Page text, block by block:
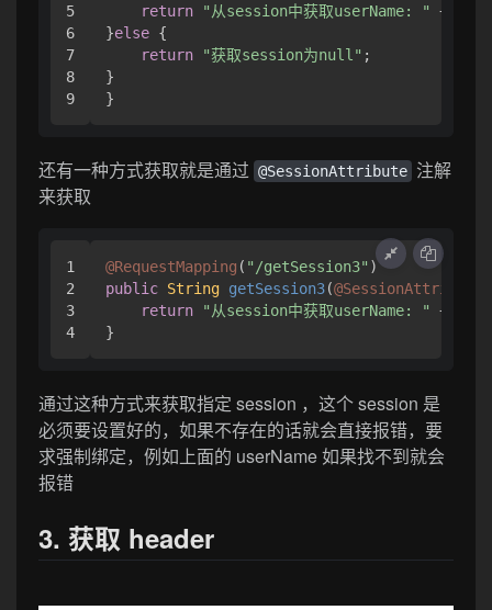
5
6
7
8
return
"从session中获取userName: "
+
}else {
return
"获取session为null" ;
}
}
还有一种方式获取就是通过 @SessionAttribute 注解
来获取
1
2
3
@RequestMapping ( "/getSession3"
public String getSession3(@SessionAttribute
return
"从session中获取userName: "
+
}
通过这种方式来获取指定 session ，这个 session 是
必须要设置好的，如果不存在的话就会直接报错，要
求强制绑定，例如上面的 userName 如果找不到就会
报错
3. 获取 header